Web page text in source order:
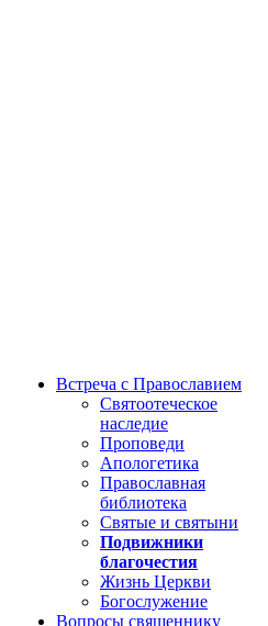
Встреча с Православием
Святоотеческое
наследие
Проповеди
Апологетика
Православная
библиотека
Святые и святыни
Подвижники
благочестия
Жизнь Церкви
Богослужение
Вопросы священнику